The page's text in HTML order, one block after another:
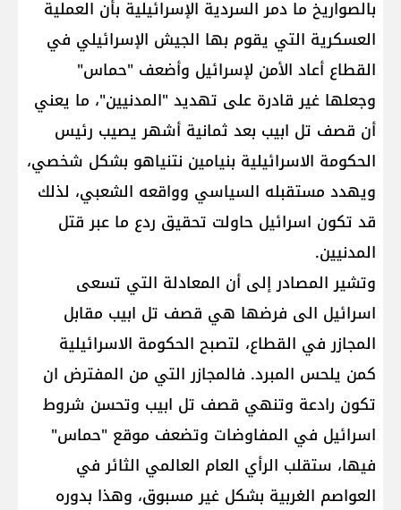
بالصواريخ ما دمر السردية الإسرائيلية بأن العملية
العسكرية التي يقوم بها الجيش الإسرائيلي في
القطاع أعاد الأمن لإسرائيل وأضعف "حماس"
وجعلها غير قادرة على تهديد "المدنيين"، ما يعني
أن قصف تل ابيب بعد ثمانية أشهر يصيب رئيس
الحكومة الاسرائيلية بنيامين نتنياهو بشكل شخصي،
ويهدد مستقبله السياسي وواقعه الشعبي، لذلك
قد تكون اسرائيل حاولت تحقيق ردع ما عبر قتل
المدنيين.
وتشير المصادر إلى أن المعادلة التي تسعى
اسرائيل الى فرضها هي قصف تل ابيب مقابل
المجازر في القطاع، لتصبح الحكومة الاسرائيلية
كمن يلحس المبرد. فالمجازر التي من المفترض ان
تكون رادعة وتنهي قصف تل ابيب وتحسن شروط
اسرائيل في المفاوضات وتضعف موقع "حماس"
فيها، ستقلب الرأي العام العالمي الثائر في
العواصم الغربية بشكل غير مسبوق، وهذا بدوره